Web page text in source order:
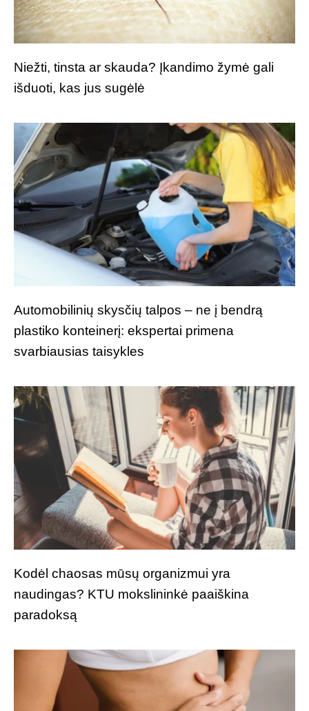
Niežti, tinsta ar skauda? Įkandimo žymė gali
išduoti, kas jus sugėlė
Automobilinių skysčių talpos – ne į bendrą
plastiko konteinerį: ekspertai primena
svarbiausias taisykles
Kodėl chaosas mūsų organizmui yra
naudingas? KTU mokslininkė paaiškina
paradoksą